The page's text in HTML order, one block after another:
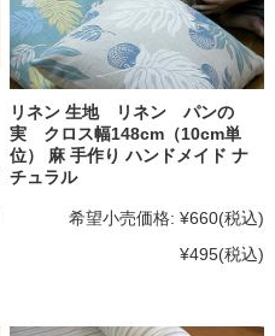
リネン 生地 リネン パンの
実 クロス幅148cm（10cm単
位） 麻 手作り ハンドメイド ナ
チュラル
希望小売価格: ¥660(税込)
¥495(税込)